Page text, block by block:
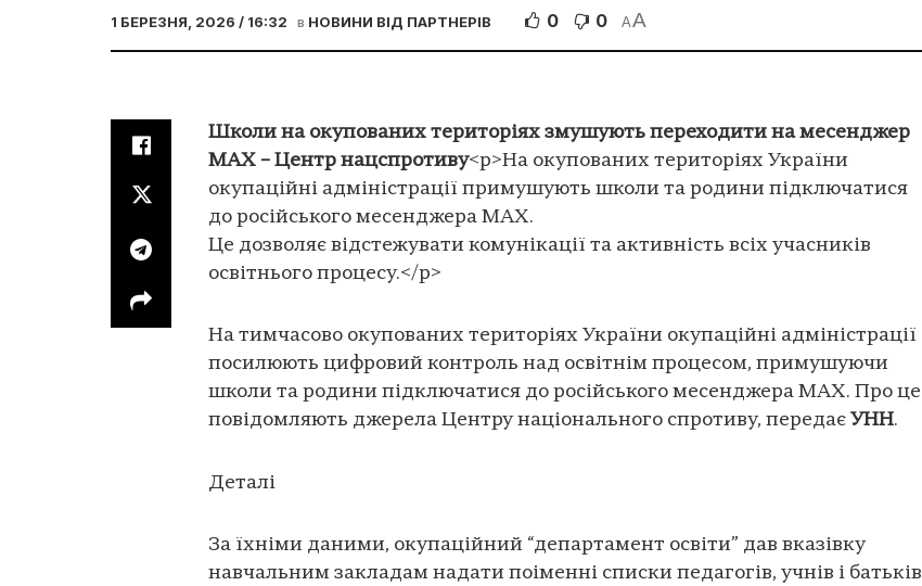
1 БЕРЕЗНЯ, 2026 / 16:32 в НОВИНИ ВІД ПАРТНЕРІВ 0 0 AA
Школи на окупованих територіях змушують переходити на месенджер
MAX – Центр нацспротиву<p>На окупованих територіях України
окупаційні адміністрації примушують школи та родини підключатися
до російського месенджера MAX.
Це дозволяє відстежувати комунікації та активність всіх учасників
освітнього процесу.</p>
На тимчасово окупованих територіях України окупаційні адміністрації
посилюють цифровий контроль над освітнім процесом, примушуючи
школи та родини підключатися до російського месенджера MAX. Про це
повідомляють джерела Центру національного спротиву, передає УНН.
Деталі
За їхніми даними, окупаційний “департамент освіти” дав вказівку
навчальним закладам надати поіменні списки педагогів, учнів і батьків